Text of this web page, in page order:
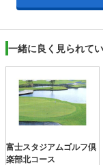
一緒に良く見られて
富士スタジアムゴルフ倶
楽部北コース